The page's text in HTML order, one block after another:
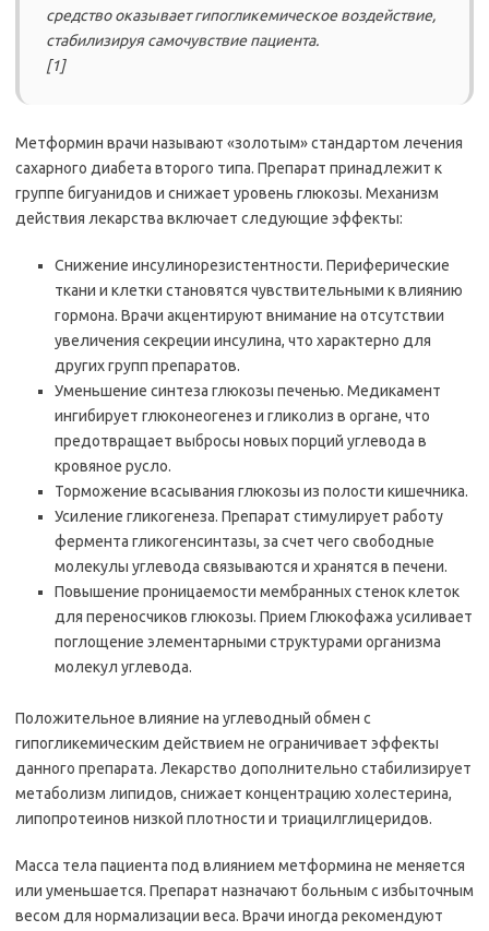
средство оказывает гипогликемическое воздействие,
стабилизируя самочувствие пациента.
[1]
Метформин врачи называют «золотым» стандартом лечения
сахарного диабета второго типа. Препарат принадлежит к
группе бигуанидов и снижает уровень глюкозы. Механизм
действия лекарства включает следующие эффекты:
Снижение инсулинорезистентности. Периферические
ткани и клетки становятся чувствительными к влиянию
гормона. Врачи акцентируют внимание на отсутствии
увеличения секреции инсулина, что характерно для
других групп препаратов.
Уменьшение синтеза глюкозы печенью. Медикамент
ингибирует глюконеогенез и гликолиз в органе, что
предотвращает выбросы новых порций углевода в
кровяное русло.
Торможение всасывания глюкозы из полости кишечника.
Усиление гликогенеза. Препарат стимулирует работу
фермента гликогенсинтазы, за счет чего свободные
молекулы углевода связываются и хранятся в печени.
Повышение проницаемости мембранных стенок клеток
для переносчиков глюкозы. Прием Глюкофажа усиливает
поглощение элементарными структурами организма
молекул углевода.
Положительное влияние на углеводный обмен с
гипогликемическим действием не ограничивает эффекты
данного препарата. Лекарство дополнительно стабилизирует
метаболизм липидов, снижает концентрацию холестерина,
липопротеинов низкой плотности и триацилглицеридов.
Масса тела пациента под влиянием метформина не меняется
или уменьшается. Препарат назначают больным с избыточным
весом для нормализации веса. Врачи иногда рекомендуют